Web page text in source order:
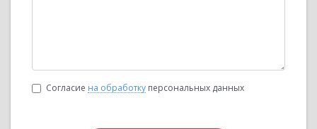
Согласие на обработку персональных данных